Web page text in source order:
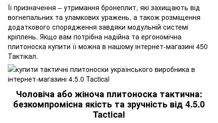
Її призначення – утримання бронеплит, які захищають від
вогнепальних та уламкових уражень, а також розміщення
додаткового спорядження завдяки модульній системі
кріплень. Якщо вам потрібна надійна та ергономічна
плитоноска купити її можна в нашому інтернет-магазині 450
Тактікал.
Чоловіча або жіноча плитоноска тактична:
безкомпромісна якість та зручність від 4.5.0
Tactiсal